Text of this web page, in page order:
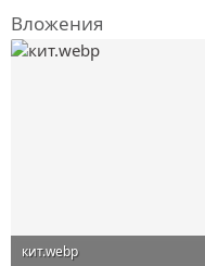
Вложения
кит.webp